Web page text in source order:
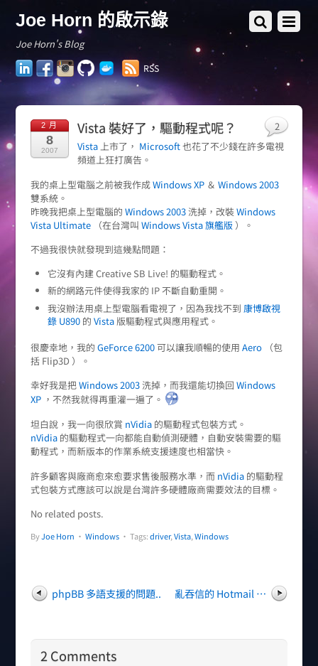
Joe Horn 的啟示錄
Joe Horn's Blog
LinkedInFacebookInstagram
GitHubDocker
Hub
RSS
2 月
8
2007
Vista 裝好了，驅動程式呢？
Vista上市了， Microsoft也花了不少錢在許多電視
頻道上狂打廣告。
我的桌上型電腦之前被我作成Windows XP＆ Windows 2003
雙系統。
昨晚我把桌上型電腦的 Windows 2003洗掉，改裝Windows
Vista Ultimate（在台灣叫 Windows Vista 旗艦版 ）。
不過我很快就發現到這幾點問題：
它沒有內建 Creative SB Live! 的驅動程式。
新的網路元件使得我家的 IP 不斷自動重開。
我沒辦法用桌上型電腦看電視了，因為我找不到 康博啟視
錄 U890的 Vista版驅動程式與應用程式。
很慶幸地，我的 GeForce 6200可以讓我順暢的使用 Aero（包
括 Flip3D ）。
幸好我是把Windows 2003洗掉，而我還能切換回 Windows
XP，不然我就得再重灌一遍了。
坦白說，我一向很欣賞 nVidia的驅動程式包裝方式。
nVidia的驅動程式一向都能自動偵測硬體，自動安裝需要的驅
動程式，而新版本的作業系統支援速度也相當快。
許多顧客與廠商愈來愈要求售後服務水準，而 nVidia的驅動程
式包裝方式應該可以說是台灣許多硬體廠商需要效法的目標。
No related posts.
ByJoe Horn • Windows
2
• Tags:driver,Vista,Windows
phpBB 多語支援的問題.. 亂吞信的 Hotmail …
2 Comments